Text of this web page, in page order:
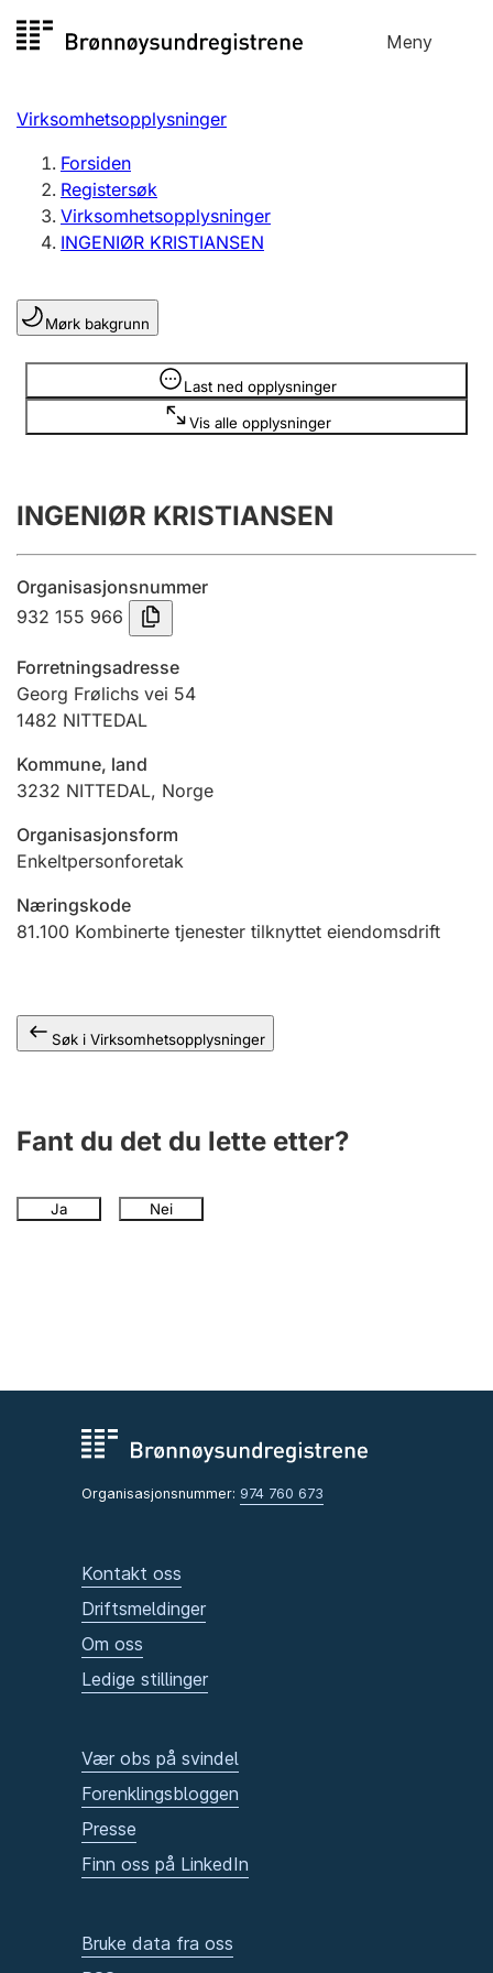
til
Meny
Registersøk
Aksjeselskap
Enkeltpersonforetak
Registrere, endre, slette
Lag og forening
Registrere, endre, slette
Årsregnskap
Innsending og forsinkelsesgebyr
Tinglysing
Jeger
Ektepaktveileder
Offentlig sektor
Virksomhetsopplysninger
Forsiden
Registersøk
Virksomhetsopplysninger
INGENIØR KRISTIANSEN
Mørk bakgrunn
Last ned opplysninger
Vis alle opplysninger
Opplysninger er skjult
INGENIØR KRISTIANSEN
Organisasjonsnummer
932 155 966
Forretningsadresse
Georg Frølichs vei 54
1482 NITTEDAL
Kommune, land
3232 NITTEDAL, Norge
Organisasjonsform
Enkeltpersonforetak
Næringskode
81.100 Kombinerte tjenester tilknyttet eiendomsdrift
Søk i Virksomhetsopplysninger
Fant du det du lette etter?
Ja Nei
Organisasjonsnummer: 974 760 673
Kontakt oss
Driftsmeldinger
Om oss
Ledige stillinger
Vær obs på svindel
Forenklingsbloggen
Presse
Finn oss på LinkedIn
Bruke data fra oss